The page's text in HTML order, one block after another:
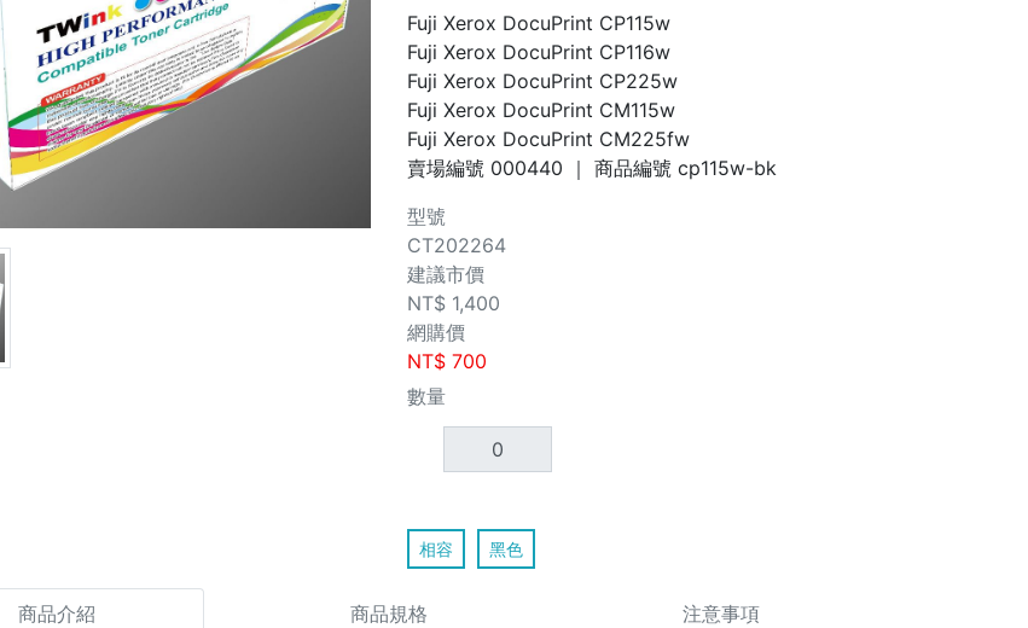
Fuji Xerox DocuPrint CP115w
Fuji Xerox DocuPrint CP116w
Fuji Xerox DocuPrint CP225w
Fuji Xerox DocuPrint CM115w
Fuji Xerox DocuPrint CM225fw
賣場編號000440 ｜ 商品編號 cp115w-bk
型號
CT202264
建議市價
NT$ 1,400
網購價
NT$ 700
數量
相容 黑色
商品介紹 商品規格 注意事項